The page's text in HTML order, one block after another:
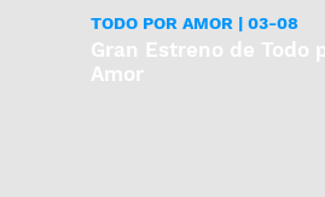
TODO POR AMOR | 03-08
Gran Estreno de Todo
Amor